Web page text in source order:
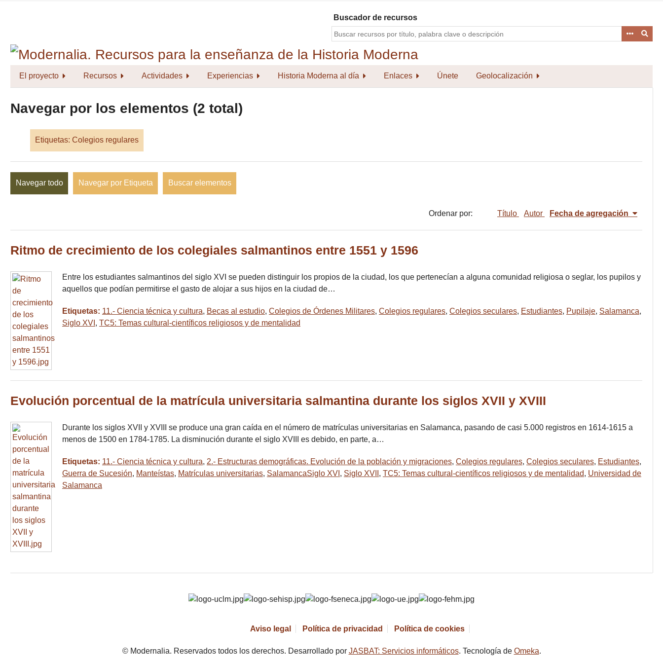
Buscador de recursos
El proyecto Recursos Actividades Experiencias Historia Moderna al día Enlaces Únete Geolocalización
Navegar por los elementos (2 total)
Etiquetas: Colegios regulares
Navegar todo Navegar por Etiqueta Buscar elementos
Ordenar por: Título Autor Fecha de agregación
Ritmo de crecimiento de los colegiales salmantinos entre 1551 y 1596
Entre los estudiantes salmantinos del siglo XVI se pueden distinguir los propios de la ciudad, los que pertenecían a alguna comunidad religiosa o seglar, los pupilos y
aquellos que podían permitirse el gasto de alojar a sus hijos en la ciudad de…
Etiquetas: 11.- Ciencia técnica y cultura, Becas al estudio, Colegios de Órdenes Militares, Colegios regulares, Colegios seculares, Estudiantes, Pupilaje, Salamanca,
Siglo XVI , TC5: Temas cultural-científicos religiosos y de mentalidad
Evolución porcentual de la matrícula universitaria salmantina durante los siglos XVII y XVIII
Durante los siglos XVII y XVIII se produce una gran caída en el número de matrículas universitarias en Salamanca, pasando de casi 5.000 registros en 1614-1615 a
menos de 1500 en 1784-1785. La disminución durante el siglo XVIII es debido, en parte, a…
Etiquetas: 11.- Ciencia técnica y cultura, 2.- Estructuras demográficas. Evolución de la población y migraciones, Colegios regulares, Colegios seculares, Estudiantes,
Guerra de Sucesión, Manteístas, Matrículas universitarias, SalamancaSiglo XVI , Siglo XVII , TC5: Temas cultural-científicos religiosos y de mentalidad, Universidad de
Salamanca
Aviso legal Política de privacidad Política de cookies
© Modernalia. Reservados todos los derechos. Desarrollado por JASBAT: Servicios informáticos. Tecnología de Omeka.